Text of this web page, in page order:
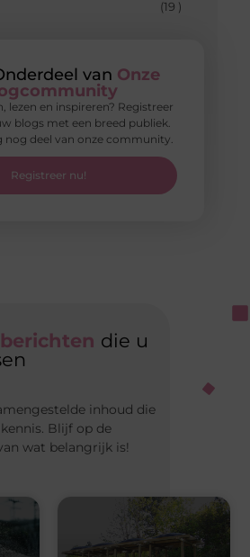
(19 )
van Onze
lezen en inspireren? Registreer
blogs met een breed publiek.
nog deel van onze community.
Registreer nu!
die u
inhoud die
Blijf op de
wat belangrijk is!